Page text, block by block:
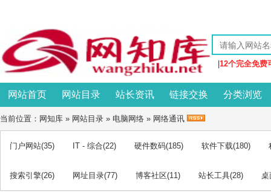
12个完全免费
网站首页 网站目录 站长资讯 链接交换 分类浏览
当前位置： 网知库 » 网站目录 » 电脑网络 » 网络通讯
门户网站(35) IT - 综合(22) 硬件数码(185) 软件下载(180)
搜索引擎(26) 网址目录(77) 博客社区(11) 站长工具(28) 桌